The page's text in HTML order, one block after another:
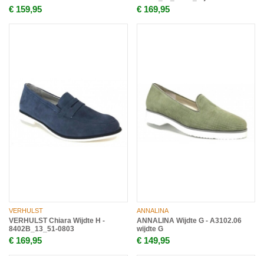
€ 159,95 € 169,95
VERHULST
VERHULST Chiara Wijdte H -
8402B_13_51-0803
€ 169,95
ANNALINA
ANNALINA Wijdte G - A3102.06
wijdte G
€ 149,95